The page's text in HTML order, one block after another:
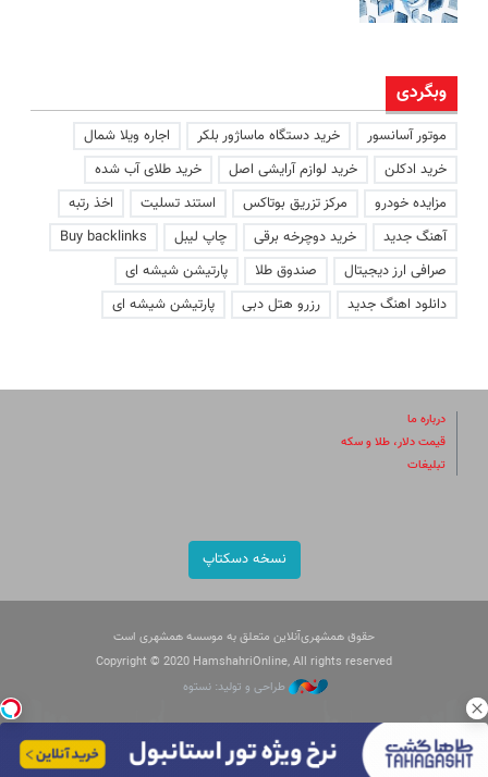
وبگردی
موتور آسانسور خرید دستگاه ماساژور بلکر
اجاره ویلا شمال
خرید ادکلن
خرید لوازم آرایشی اصل
خرید طلای آب شده
مزایده خودرو
مرکز تزریق بوتاکس استند تسلیت
اخذ رتبه
آهنگ جدید
خرید دوچرخه برقی چاپ لیبل
Buy backlinks
صرافی ارز دیجیتال
صندوق طلا
پارتیشن شیشه ای
دانلود اهنگ جدید
رزرو هتل دبی پارتیشن شیشه ای
درباره ما
قیمت دلار، طلا و سکه
تبلیغات
نسخه دسکتاپ
حقوق همشهری‌آنلاین متعلق به موسسه همشهری است
Copyright © 2020 HamshahriOnline, All rights reserved
طراحی و تولید: نستوه